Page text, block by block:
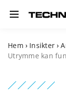
Toggle
Hem › Insikter ›
Utrymme kan